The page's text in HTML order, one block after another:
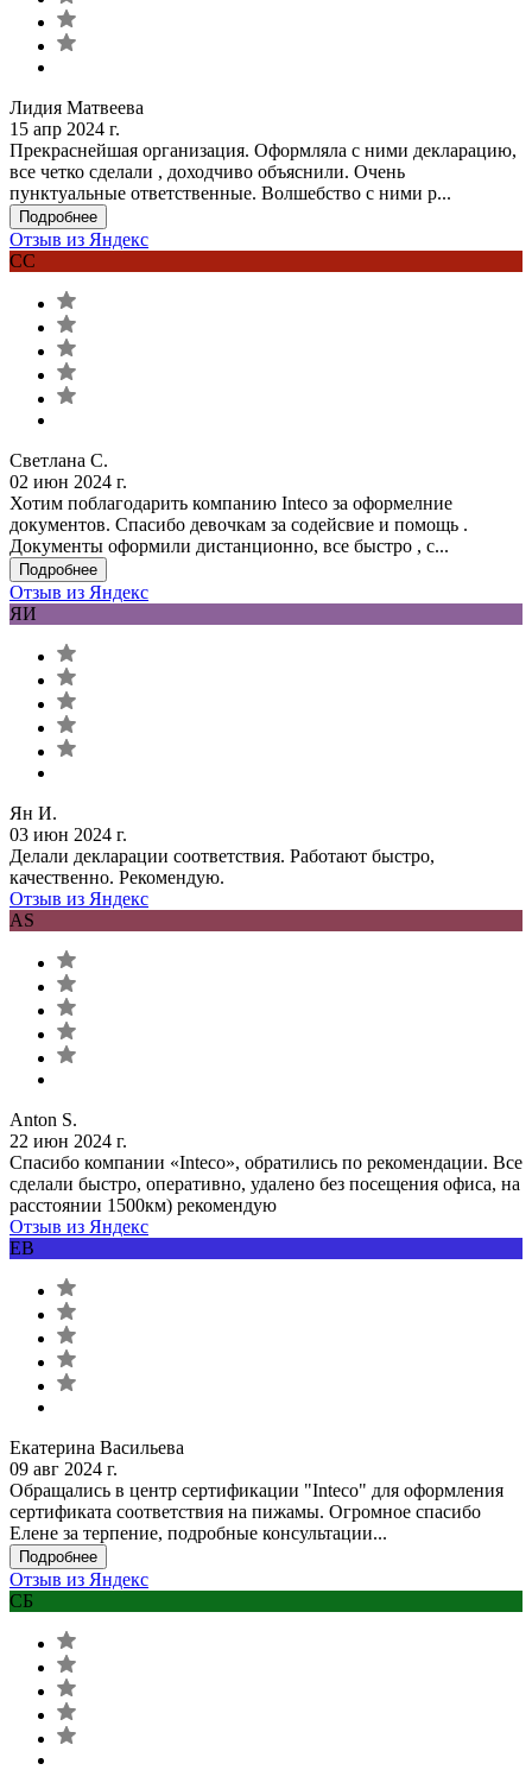
Лидия Матвеева
15 апр 2024 г.
Прекраснейшая организация. Оформляла с ними декларацию,
все четко сделали , доходчиво объяснили. Очень
пунктуальные ответственные. Волшебство с ними р...
Подробнее
Отзыв из Яндекс
СС
Светлана С.
02 июн 2024 г.
Хотим поблагодарить компанию Inteco за оформелние
документов. Спасибо девочкам за содейсвие и помощь .
Документы оформили дистанционно, все быстро , с...
Подробнее
Отзыв из Яндекс
ЯИ
Ян И.
03 июн 2024 г.
Делали декларации соответствия. Работают быстро,
качественно. Рекомендую.
Отзыв из Яндекс
AS
Anton S.
22 июн 2024 г.
Спасибо компании «Inteco», обратились по рекомендации. Все
сделали быстро, оперативно, удалено без посещения офиса, на
расстоянии 1500км) рекомендую
Отзыв из Яндекс
ЕВ
Екатерина Васильева
09 авг 2024 г.
Обращались в центр сертификации "Inteco" для оформления
сертификата соответствия на пижамы. Огромное спасибо
Елене за терпение, подробные консультации...
Подробнее
Отзыв из Яндекс
СБ